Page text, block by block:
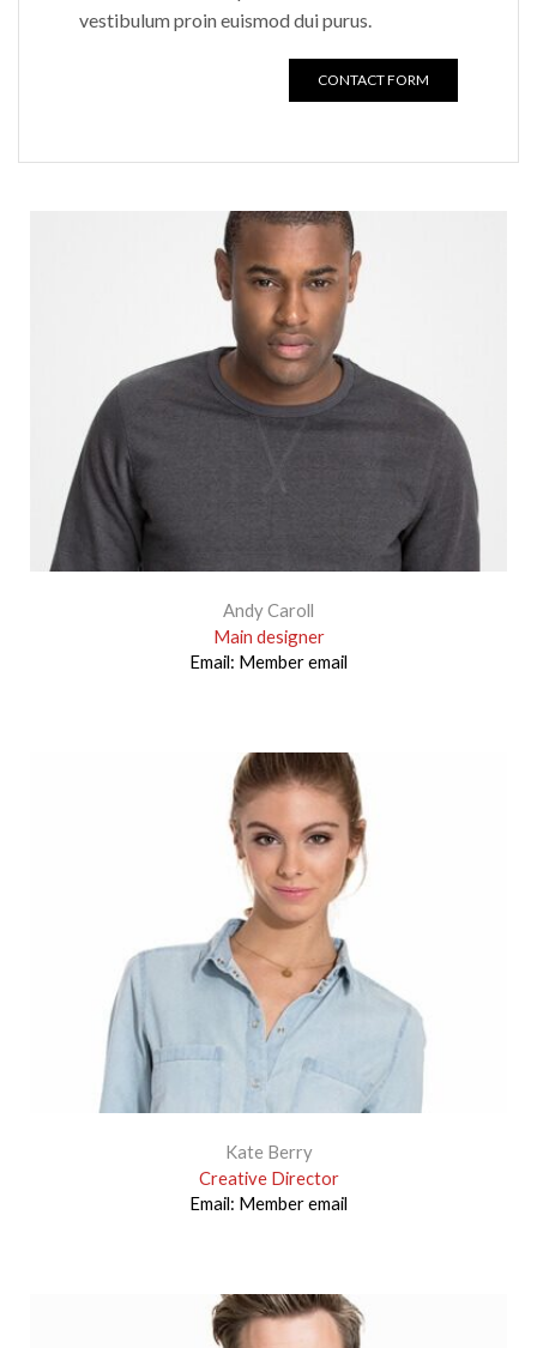
vestibulum proin euismod dui purus.
CONTACT FORM
Andy Caroll
Main designer
Email: Member email
Kate Berry
Creative Director
Email: Member email